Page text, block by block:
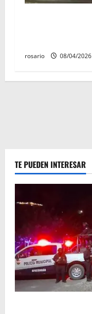
rosario 08/04/2026
TE PUEDEN INTERESAR